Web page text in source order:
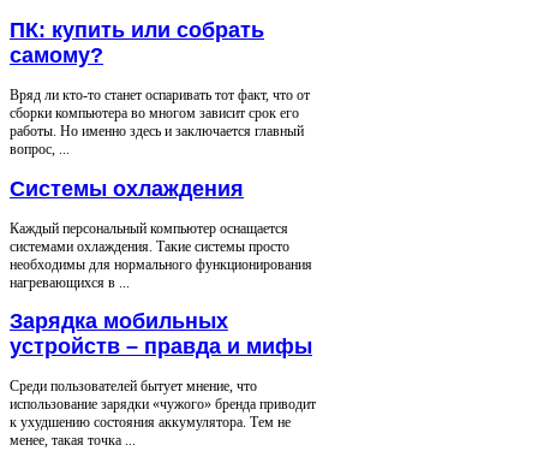
ПК: купить или собрать
самому?
Вряд ли кто-то станет оспаривать тот факт, что от
сборки компьютера во многом зависит срок его
работы. Но именно здесь и заключается главный
вопрос, ...
Системы охлаждения
Каждый персональный компьютер оснащается
системами охлаждения. Такие системы просто
необходимы для нормального функционирования
нагревающихся в ...
Зарядка мобильных
устройств – правда и мифы
Среди пользователей бытует мнение, что
использование зарядки «чужого» бренда приводит
к ухудшению состояния аккумулятора. Тем не
менее, такая точка ...